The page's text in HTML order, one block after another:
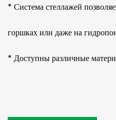
* Система стеллажей
горшках или даже на
* Доступны различные